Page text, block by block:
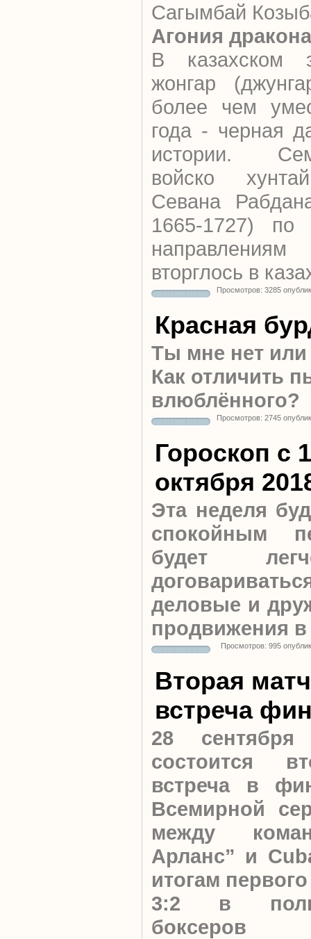
Сагымбай
Агония дракона
В казахском
жонгар
более чем
года - черная
истории.
войско
Севана
1665-1727) по
вторглось в
Просмотров: 3285
Красная
Ты мне нет или
Как отличить
влюблённого?
Просмотров: 2745
Гороскоп с
октября
Эта неделя
спокойным
будет
деловые и
продвижения в
Просмотров: 995
Вторая
встреча
28
состоится
встреча в
Всемирной
между
Арланс” и
итогам
3:2 в
боксеров